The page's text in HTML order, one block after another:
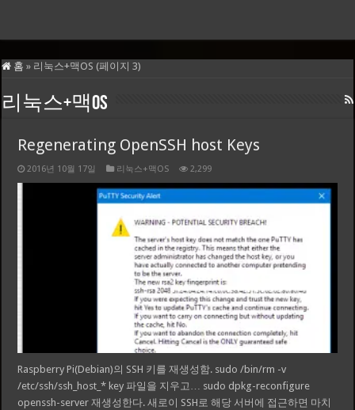
홈 » 리눅스+맥OS (페이지 3)
리눅스+맥OS
Regenerating OpenSSH host Keys
2016년 10월 17일 리눅스+맥OS 2,299
Raspberry Pi(Debian)의 SSH 키를 재생성함. sudo /bin/rm -v
/etc/ssh/ssh_host_* key 파일을 지우고… sudo dpkg-reconfigure
openssh-server 재생성한다. 새로이 SSH로 해당 서버에 접근하면 마치